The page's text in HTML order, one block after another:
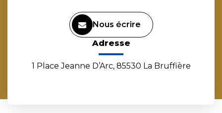
Nous écrire
Adresse
1 Place Jeanne D’Arc, 85530 La Bruffière